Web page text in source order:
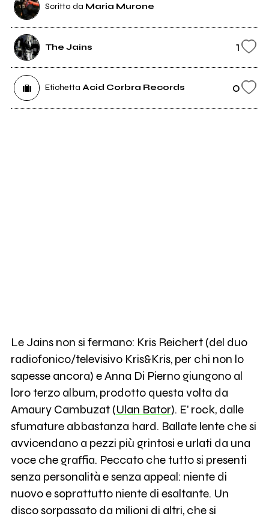
Scritto da Maria Murone
The Jains 1
Etichetta Acid Corbra Records 0
Le Jains non si fermano: Kris Reichert (del duo
radiofonico/televisivo Kris&Kris, per chi non lo
sapesse ancora) e Anna Di Pierno giungono al
loro terzo album, prodotto questa volta da
Amaury Cambuzat (Ulan Bator). E' rock, dalle
sfumature abbastanza hard. Ballate lente che si
avvicendano a pezzi più grintosi e urlati da una
voce che graffia. Peccato che tutto si presenti
senza personalità e senza appeal: niente di
nuovo e soprattutto niente di esaltante. Un
disco sorpassato da milioni di altri, che si